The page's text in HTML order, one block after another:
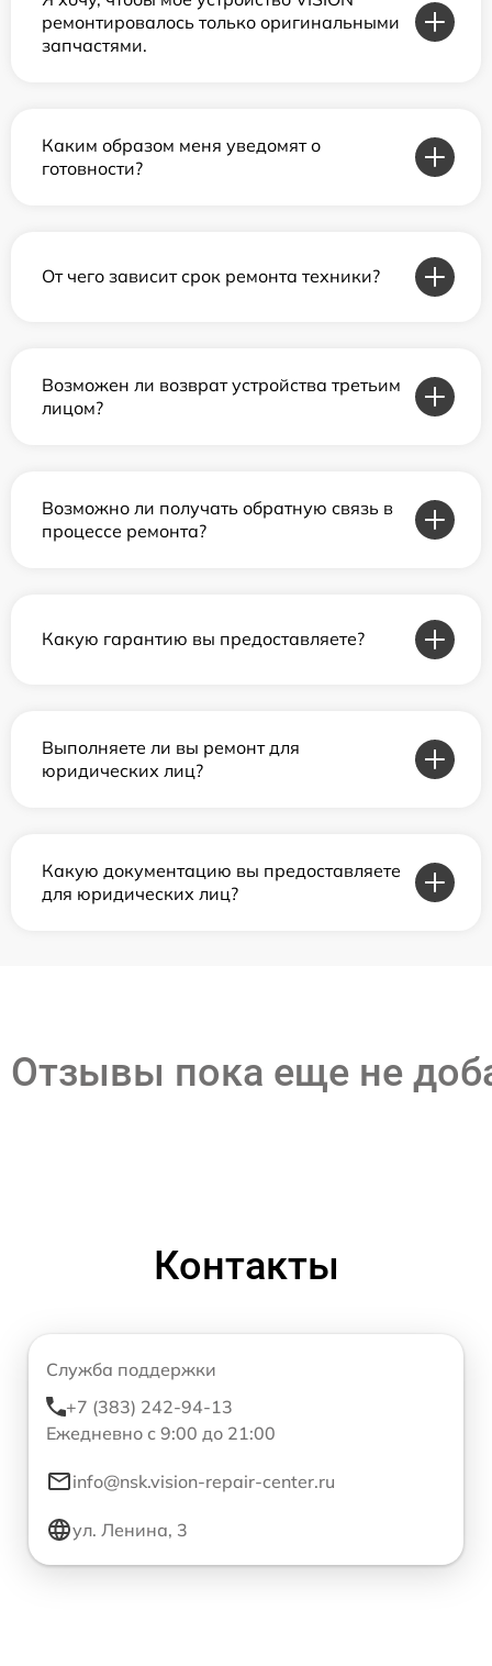
ремонтировалось только оригинальными
запчастями.
Каким образом меня уведомят о
готовности?
От чего зависит срок ремонта техники?
Возможен ли возврат устройства третьим
лицом?
Возможно ли получать обратную связь в
процессе ремонта?
Какую гарантию вы предоставляете?
Выполняете ли вы ремонт для
юридических лиц?
Какую документацию вы предоставляете
для юридических лиц?
Отзывы пока еще не
Контакты
Служба поддержки
+7 (383) 242-94-13
Ежедневно с 9:00 до 21:00
info@nsk.vision-repair-center.ru
ул. Ленина, 3